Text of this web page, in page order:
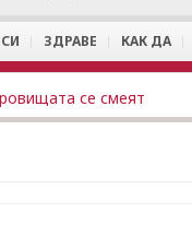
ЗДРАВЕ КАК ДА
се смеят